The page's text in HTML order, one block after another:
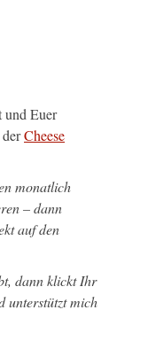
Euer
derCheese
monatlich
– dann
auf den
dann klickt Ihr
unterstützt mich